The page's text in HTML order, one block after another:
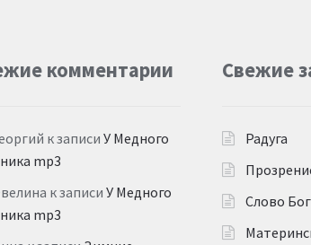
комментарии
к записи У Медного
mp3
к записи У Медного
mp3
Свежие
Радуга
Слово Бог